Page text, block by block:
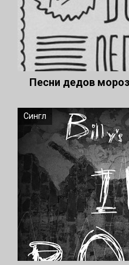
Песни дедов
Сингл